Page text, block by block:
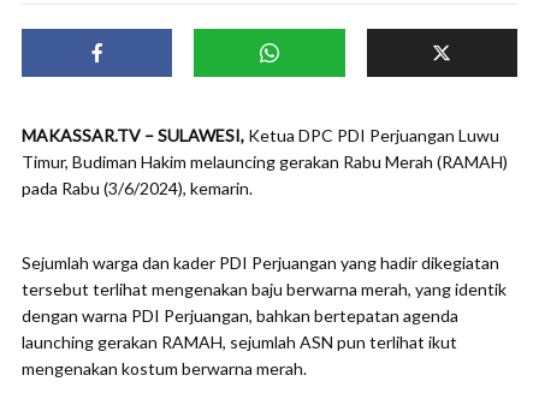
MAKASSAR.TV – SULAWESI, Ketua DPC PDI Perjuangan Luwu
Timur, Budiman Hakim melauncing gerakan Rabu Merah (RAMAH)
pada Rabu (3/6/2024), kemarin.
Sejumlah warga dan kader PDI Perjuangan yang hadir dikegiatan
tersebut terlihat mengenakan baju berwarna merah, yang identik
dengan warna PDI Perjuangan, bahkan bertepatan agenda
launching gerakan RAMAH, sejumlah ASN pun terlihat ikut
mengenakan kostum berwarna merah.